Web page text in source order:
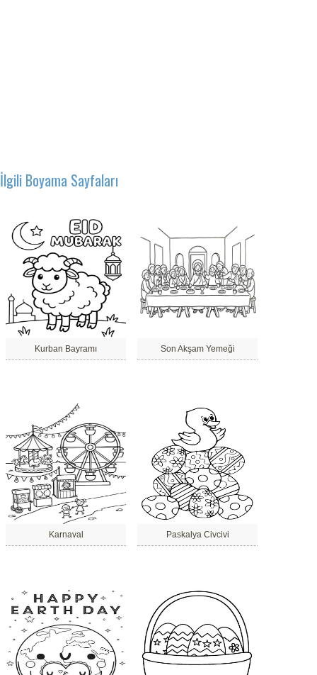
İlgili Boyama Sayfaları
Kurban Bayramı Son Akşam Yemeği
Karnaval Paskalya Civcivi